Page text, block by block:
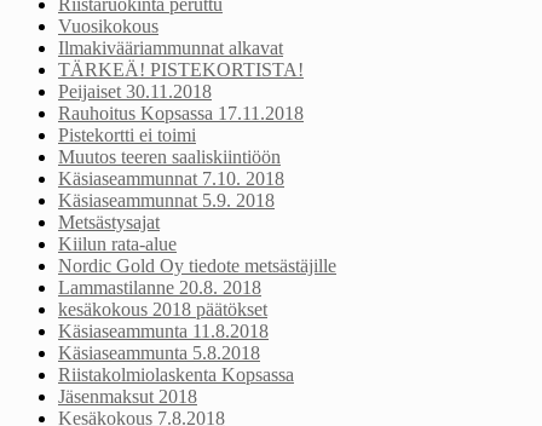
Vuosikokous
Ilmakivääriammunnat alkavat
TÄRKEÄ! PISTEKORTISTA!
Peijaiset 30.11.2018
Rauhoitus Kopsassa 17.11.2018
Pistekortti ei toimi
Muutos teeren saaliskiintiöön
Käsiaseammunnat 7.10. 2018
Käsiaseammunnat 5.9. 2018
Metsästysajat
Kiilun rata-alue
Nordic Gold Oy tiedote metsästäjille
Lammastilanne 20.8. 2018
kesäkokous 2018 päätökset
Käsiaseammunta 11.8.2018
Käsiaseammunta 5.8.2018
Riistakolmiolaskenta Kopsassa
Jäsenmaksut 2018
Kesäkokous 7.8.2018